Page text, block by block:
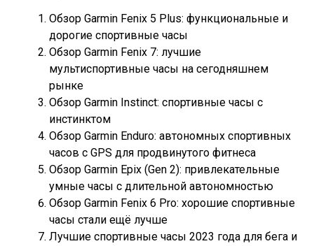
Обзор Garmin Fenix 5 Plus: функциональные и
дорогие спортивные часы
Обзор Garmin Fenix 7: лучшие
мультиспортивные часы на сегодняшнем
рынке
Обзор Garmin Instinct: спортивные часы с
инстинктом
Обзор Garmin Enduro: автономных спортивных
часов с GPS для продвинутого фитнеса
Обзор Garmin Epix (Gen 2): привлекательные
умные часы с длительной автономностью
Обзор Garmin Fenix 6 Pro: хорошие спортивные
часы стали ещё лучше
Лучшие спортивные часы 2023 года для бега и